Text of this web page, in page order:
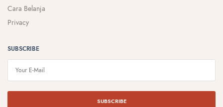
Cara Belanja
Privacy
SUBSCRIBE
SUBSCRIBE